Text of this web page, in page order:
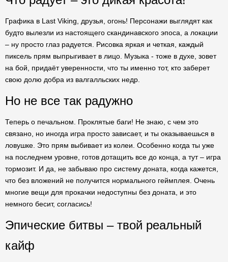
Графика в Last Viking, друзья, огонь! Персонажи выглядят как
будто вылезли из настоящего скандинавского эпоса, а локации
– ну просто глаз радуется. Рисовка яркая и четкая, каждый
пиксель прям выпрыгивает в лицо. Музыка - тоже в духе, зовет
на бой, придаёт уверенности, что ты именно тот, кто заберет
свою долю добра из валгалльских недр.
Но не все так радужно
Теперь о печальном. Проклятые баги! Не знаю, с чем это
связано, но иногда игра просто зависает, и ты оказываешься в
ловушке. Это прям выбивает из колеи. Особенно когда ты уже
на последнем уровне, готов дотащить все до конца, а тут – игра
тормозит. И да, не забываю про систему доната, когда кажется,
что без вложений не получится нормального геймплея. Очень
многие вещи для прокачки недоступны без доната, и это
немного бесит, согласись!
Эпические битвы – твой реальный
кайф